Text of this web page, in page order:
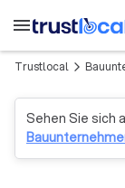
menu
Trustlocal arrow_forward_ios
Sehen Sie sich